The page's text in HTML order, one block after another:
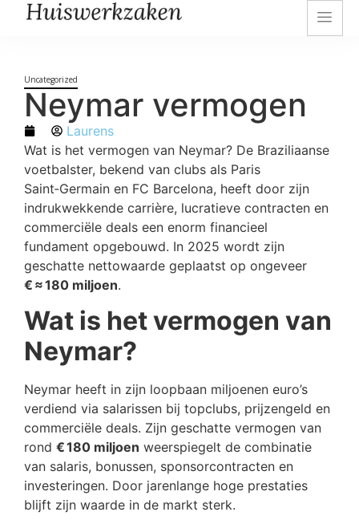
Uncategorized
Neymar vermogen
Laurens
Wat is het vermogen van Neymar? De Braziliaanse
voetbalster, bekend van clubs als Paris
Saint‑Germain en FC Barcelona, heeft door zijn
indrukwekkende carrière, lucratieve contracten en
commerciële deals een enorm financieel
fundament opgebouwd. In 2025 wordt zijn
geschatte nettowaarde geplaatst op ongeveer
€ ≈ 180 miljoen.
Wat is het vermogen van
Neymar?
Neymar heeft in zijn loopbaan miljoenen euro’s
verdiend via salarissen bij topclubs, prijzengeld en
commerciële deals. Zijn geschatte vermogen van
rond € 180 miljoen weerspiegelt de combinatie
van salaris, bonussen, sponsorcontracten en
investeringen. Door jarenlange hoge prestaties
blijft zijn waarde in de markt sterk.